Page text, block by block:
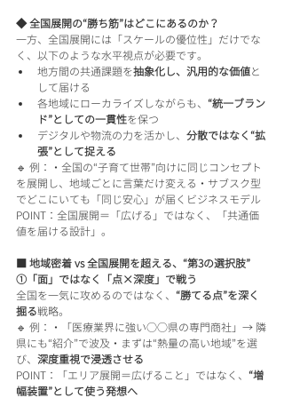
◆ 全国展開の“勝ち筋”はどこにあるのか？
一方、全国展開には「スケールの優位性」だけでな
く、以下のような水平視点が必要です。
地方間の共通課題を抽象化し、汎用的な価値と
して届ける
各地域にローカライズしながらも、 “統一ブラン
ド”としての一貫性を保つ
デジタルや物流の力を活かし、 分散ではなく“拡
張”として捉える
🔹 例：・全国の“子育て世帯”向けに同じコンセプト
を展開し、地域ごとに言葉だけ変える・サブスク型
でどこにいても「同じ安心」が届くビジネスモデル
POINT：全国展開＝「広げる」ではなく、「共通価
値を届ける設計」。
■ 地域密着 vs 全国展開を超える、“第3の選択肢”
①「面」ではなく「点×深度」で戦う
全国を一気に攻めるのではなく、 “勝てる点”を深く
掘る戦略。
🔹 例：・「医療業界に強い○○県の専門商社」→ 隣
県にも“紹介”で波及・まずは“熱量の高い地域”を選
び、 深度重視で浸透させる
POINT：「エリア展開＝広げること」ではなく、 “増
幅装置”として使う発想へ